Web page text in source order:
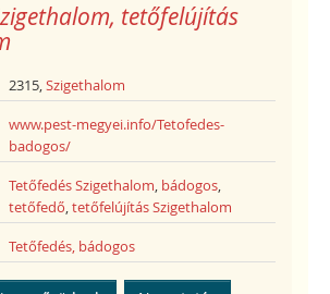
tetőfelújítás
2315,Szigethalom
www.pest-megyei.info/Tetofedes-
badogos/
Tetőfedés Szigethalom, bádogos,
tetőfedő,tetőfelújítás Szigethalom
Tetőfedés, bádogos